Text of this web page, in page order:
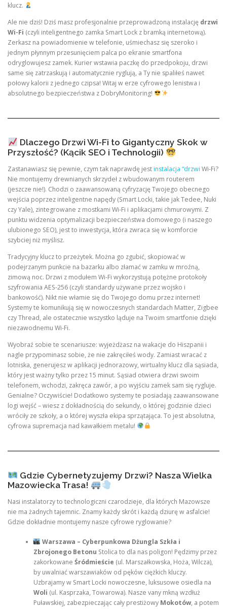
klucz.
Ale nie dziś! Dziś masz profesjonalnie przeprowadzoną instalację drzwi
Wi-Fi (czyli inteligentnego zamka Smart Lock z bramką internetową).
Zerkasz na powiadomienie w telefonie, uśmiechasz się szeroko i
jednym płynnym przesunięciem palca po ekranie smartfona
odryglowujesz zamek. Kurier wstawia paczkę do przedpokoju, drzwi
same się zatrzaskują i automatycznie ryglują, a Ty nie spaliłeś nawet
połowy kalorii z jednego czipsa! Witaj w erze cyfrowego lenistwa i
absolutnego bezpieczeństwa z DobryMonitoring!
Dlaczego Drzwi Wi-Fi to Gigantyczny Skok w
Przyszłość? (Kącik SEO i Technologii)
Zastanawiasz się pewnie, czym tak naprawdę jestinstalacja “drzwi Wi-Fi?
Nie montujemy drewnianych skrzydeł z wbudowanym routerem
(jeszcze nie!). Chodzi o zaawansowaną cyfryzację Twojego obecnego
wejścia poprzez inteligentne napędy (Smart Locki, takie jak Tedee, Nuki
czy Yale), zintegrowane z mostkami Wi-Fi i aplikacjami chmurowymi. Z
punktu widzenia optymalizacji bezpieczeństwa domowego (i naszego
ulubionego SEO), jest to inwestycja, która zwraca się w komforcie
szybciej niż myślisz.
Tradycyjny klucz to przeżytek. Można go zgubić, skopiować w
podejrzanym punkcie na bazarku albo złamać w zamku w mroźną,
zimową noc. Drzwi z modułem Wi-Fi wykorzystują potężne protokoły
szyfrowania AES-256 (czyli standardy używane przez wojsko i
bankowość). Nikt nie włamie się do Twojego domu przez internet!
Systemy te komunikują się w nowoczesnych standardach Matter, Zigbee
czy Thread, ale ostatecznie wszystko ląduje na Twoim smartfonie dzięki
niezawodnemu Wi-Fi.
Wyobraź sobie te scenariusze: wyjeżdżasz na wakacje do Hiszpanii i
nagle przypominasz sobie, że nie zakręciłeś wody. Zamiast wracać z
lotniska, generujesz w aplikacji jednorazowy, wirtualny klucz dla sąsiada,
który jest ważny tylko przez 15 minut. Sąsiad otwiera drzwi swoim
telefonem, wchodzi, zakręca zawór, a po wyjściu zamek sam się rygluje.
Genialne? Oczywiście! Dodatkowo systemy te posiadają zaawansowane
logi wejść – wiesz z dokładnością do sekundy, o której godzinie dzieci
wróciły ze szkoły, a o której wyszła ekipa sprzątająca. To jest absolutna,
cyfrowa supremacja nad kawałkiem metalu!
Gdzie Cybernetyzujemy Drzwi? Nasza Wielka
Mazowiecka Trasa!
Nasi instalatorzy to technologiczni czarodzieje, dla których Mazowsze
nie ma żadnych tajemnic. Znamy każdy skrót i każdą dziurę w asfalcie!
Gdzie dokładnie montujemy nasze cyfrowe ryglowanie?
Warszawa – Cyberpunkowa Dżungla Szkła i
Zbrojonego Betonu Stolica to dla nas poligon! Pędzimy przez
zakorkowane Śródmieście (ul. Marszałkowska, Hoża, Wilcza),
by uwalniać warszawiaków od pęków ciężkich kluczy.
Uzbrajamy w Smart Locki nowoczesne, luksusowe osiedla na
Woli (ul. Kasprzaka, Towarowa). Nasze vany mkną wzdłuż
Puławskiej, zabezpieczając cały prestiżowy Mokotów, a potem